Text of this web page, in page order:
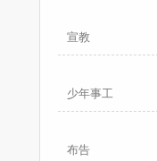
宣教
少年事工
布告